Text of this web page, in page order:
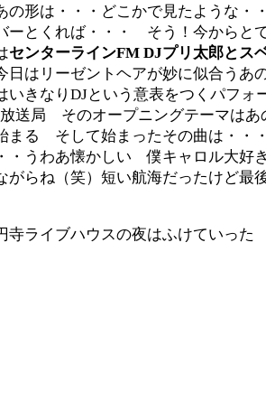
の形は・・・どこかで見たような
ーとくれば・・・ そう！今からと
センターラインFM DJプリ太郎とス
はリーゼントヘアが妙に似合うあ
きなりDJという意表をつくパフ
送局 そのオープニングテーマはあ
まる そして始まったその曲は・
・うわあ懐かしい 僕キャロル大
らね（笑）短い航海だったけど
寺ライブハウスの夜はふけていった